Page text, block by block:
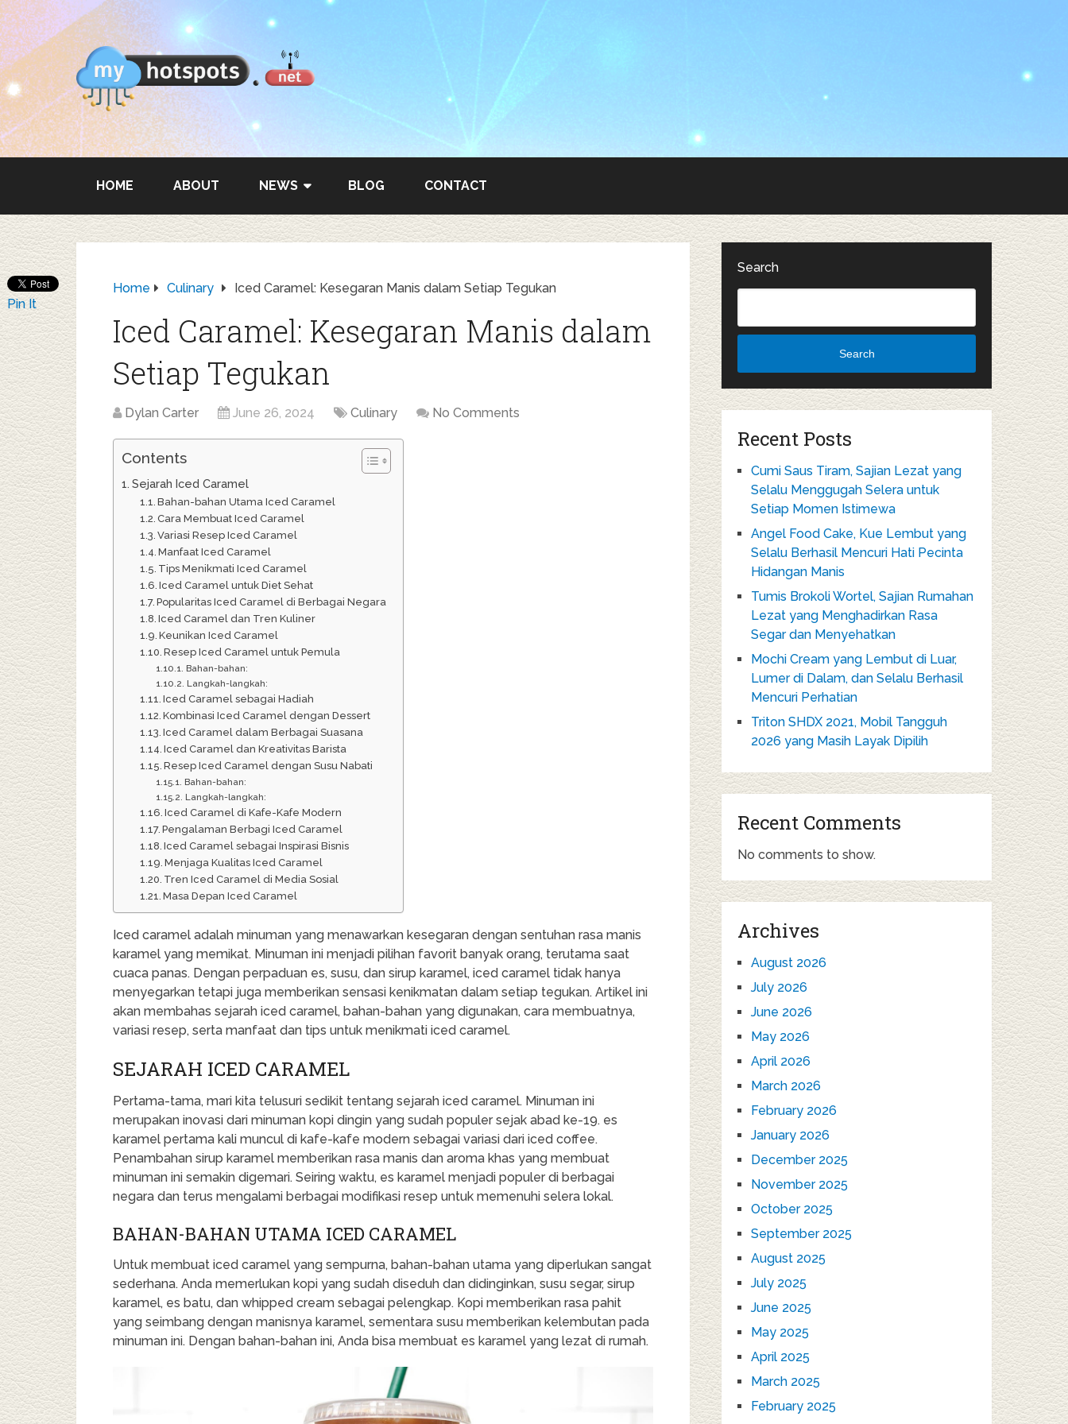
HOME ABOUT NEWS BLOG CONTACT
Home Culinary Iced Caramel: Kesegaran Manis dalam Setiap Tegukan
Iced Caramel: Kesegaran Manis dalam
Setiap Tegukan
Dylan Carter June 26, 2024 Culinary No Comments
Contents
Sejarah Iced Caramel
Bahan-bahan Utama Iced Caramel
Cara Membuat Iced Caramel
Variasi Resep Iced Caramel
Manfaat Iced Caramel
Tips Menikmati Iced Caramel
Iced Caramel untuk Diet Sehat
Popularitas Iced Caramel di Berbagai Negara
Iced Caramel dan Tren Kuliner
Keunikan Iced Caramel
Resep Iced Caramel untuk Pemula
Bahan-bahan:
Langkah-langkah:
Iced Caramel sebagai Hadiah
Kombinasi Iced Caramel dengan Dessert
Iced Caramel dalam Berbagai Suasana
Iced Caramel dan Kreativitas Barista
Resep Iced Caramel dengan Susu Nabati
Bahan-bahan:
Langkah-langkah:
Iced Caramel di Kafe-Kafe Modern
Pengalaman Berbagi Iced Caramel
Iced Caramel sebagai Inspirasi Bisnis
Menjaga Kualitas Iced Caramel
Tren Iced Caramel di Media Sosial
Masa Depan Iced Caramel
Iced caramel adalah minuman yang menawarkan kesegaran dengan sentuhan rasa manis
karamel yang memikat. Minuman ini menjadi pilihan favorit banyak orang, terutama saat
cuaca panas. Dengan perpaduan es, susu, dan sirup karamel, iced caramel tidak hanya
menyegarkan tetapi juga memberikan sensasi kenikmatan dalam setiap tegukan. Artikel ini
akan membahas sejarah iced caramel, bahan-bahan yang digunakan, cara membuatnya,
variasi resep, serta manfaat dan tips untuk menikmati iced caramel.
SEJARAH ICED CARAMEL
Pertama-tama, mari kita telusuri sedikit tentang sejarah iced caramel. Minuman ini
merupakan inovasi dari minuman kopi dingin yang sudah populer sejak abad ke-19. es
karamel pertama kali muncul di kafe-kafe modern sebagai variasi dari iced coffee.
Penambahan sirup karamel memberikan rasa manis dan aroma khas yang membuat
minuman ini semakin digemari. Seiring waktu, es karamel menjadi populer di berbagai
negara dan terus mengalami berbagai modifikasi resep untuk memenuhi selera lokal.
BAHAN-BAHAN UTAMA ICED CARAMEL
Untuk membuat iced caramel yang sempurna, bahan-bahan utama yang diperlukan sangat
sederhana. Anda memerlukan kopi yang sudah diseduh dan didinginkan, susu segar, sirup
karamel, es batu, dan whipped cream sebagai pelengkap. Kopi memberikan rasa pahit
yang seimbang dengan manisnya karamel, sementara susu memberikan kelembutan pada
minuman ini. Dengan bahan-bahan ini, Anda bisa membuat es karamel yang lezat di rumah.
Pin It
Search
Search
Recent Posts
Cumi Saus Tiram, Sajian Lezat yang
Selalu Menggugah Selera untuk
Setiap Momen Istimewa
Angel Food Cake, Kue Lembut yang
Selalu Berhasil Mencuri Hati Pecinta
Hidangan Manis
Tumis Brokoli Wortel, Sajian Rumahan
Lezat yang Menghadirkan Rasa
Segar dan Menyehatkan
Mochi Cream yang Lembut di Luar,
Lumer di Dalam, dan Selalu Berhasil
Mencuri Perhatian
Triton SHDX 2021, Mobil Tangguh
2026 yang Masih Layak Dipilih
Recent Comments
No comments to show.
Archives
August 2026
July 2026
June 2026
May 2026
April 2026
March 2026
February 2026
January 2026
December 2025
November 2025
October 2025
September 2025
August 2025
July 2025
June 2025
May 2025
April 2025
March 2025
February 2025